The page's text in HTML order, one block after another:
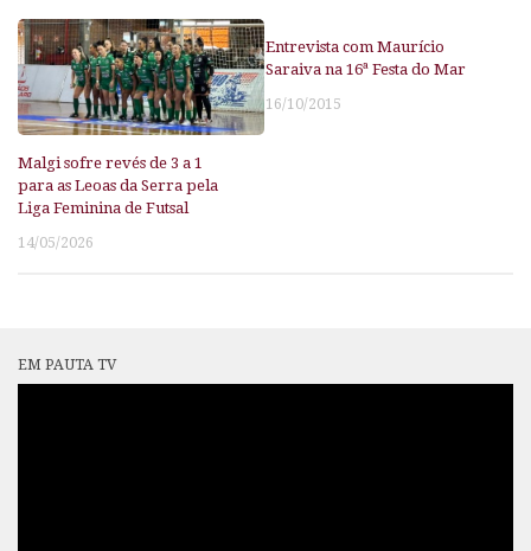
Malgi sofre revés de 3 a 1
para as Leoas da Serra pela
Liga Feminina de Futsal
14/05/2026
Entrevista com Maurício
Saraiva na 16ª Festa do Mar
16/10/2015
EM PAUTA TV